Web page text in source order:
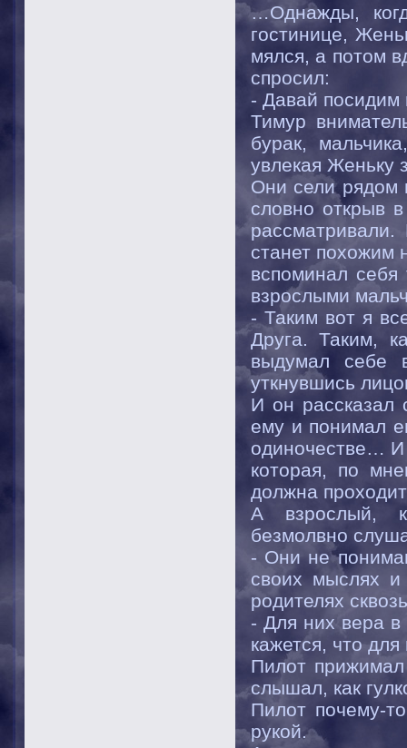
…Однажды,
гостинице,
мялся, а потом
спросил:
- Давай посидим
Тимур
бурак,
увлекая Женьку
Они сели рядом
словно открыв
станет похожим
вспоминал
взрослыми
- Таким вот я
Друга. Таким,
выдумал себе
уткнувшись
И он рассказал
ему и понимал
одиночестве…
которая, по
должна
А взрослый,
безмолвно
- Они не
своих мыслях
родителях
- Для них вера
кажется, что
Пилот
слышал, как
Пилот почему-
рукой.